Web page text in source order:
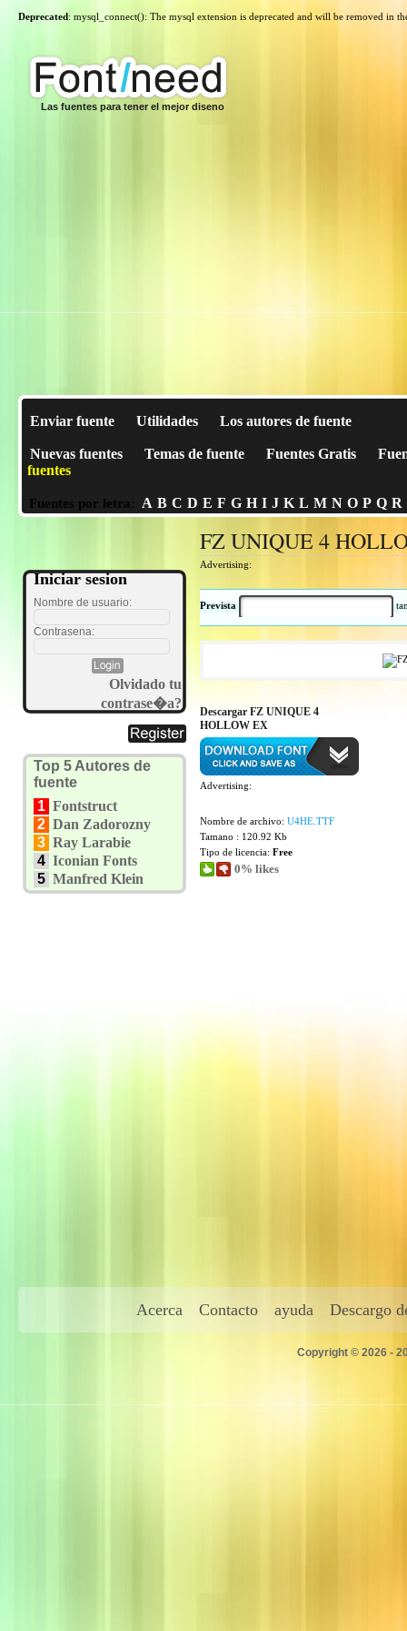
Deprecated: mysql_connect(): The mysql extension is deprecated and will be removed in
Las fuentes para tener el mejor diseno
Enviar fuente Utilidades Los autores de fuente
Nuevas fuentes Temas de fuente Fuentes Gratis
fuentes
Fuentes por letra: A B C D E F G H I J K L M N O P Q R
Iniciar sesion
Nombre de usuario:
Contrasena:
Olvidado tu
contrase�a?
Top 5 Autores de
fuente
1 Fontstruct
2 Dan Zadorozny
3 Ray Larabie
4 Iconian Fonts
5 Manfred Klein
FZ UNIQUE 4
Advertising:
Prevista
Descargar FZ UNIQUE 4
HOLLOW EX
Advertising:
Nombre de archivo: U4HE.TTF
Tamano : 120.92 Kb
Tipo de licencia: Free
0% likes
Acerca Contacto ayuda Descargo
Copyright © 2026 -